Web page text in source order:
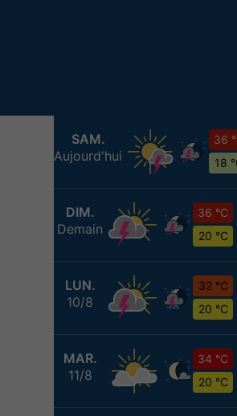
SAM.
Aujourd'hui
36
18
DIM.
Demain
36 °C
20 °C
LUN.
10/8
32 °C
20 °C
MAR.
11/8
34 °C
20 °C